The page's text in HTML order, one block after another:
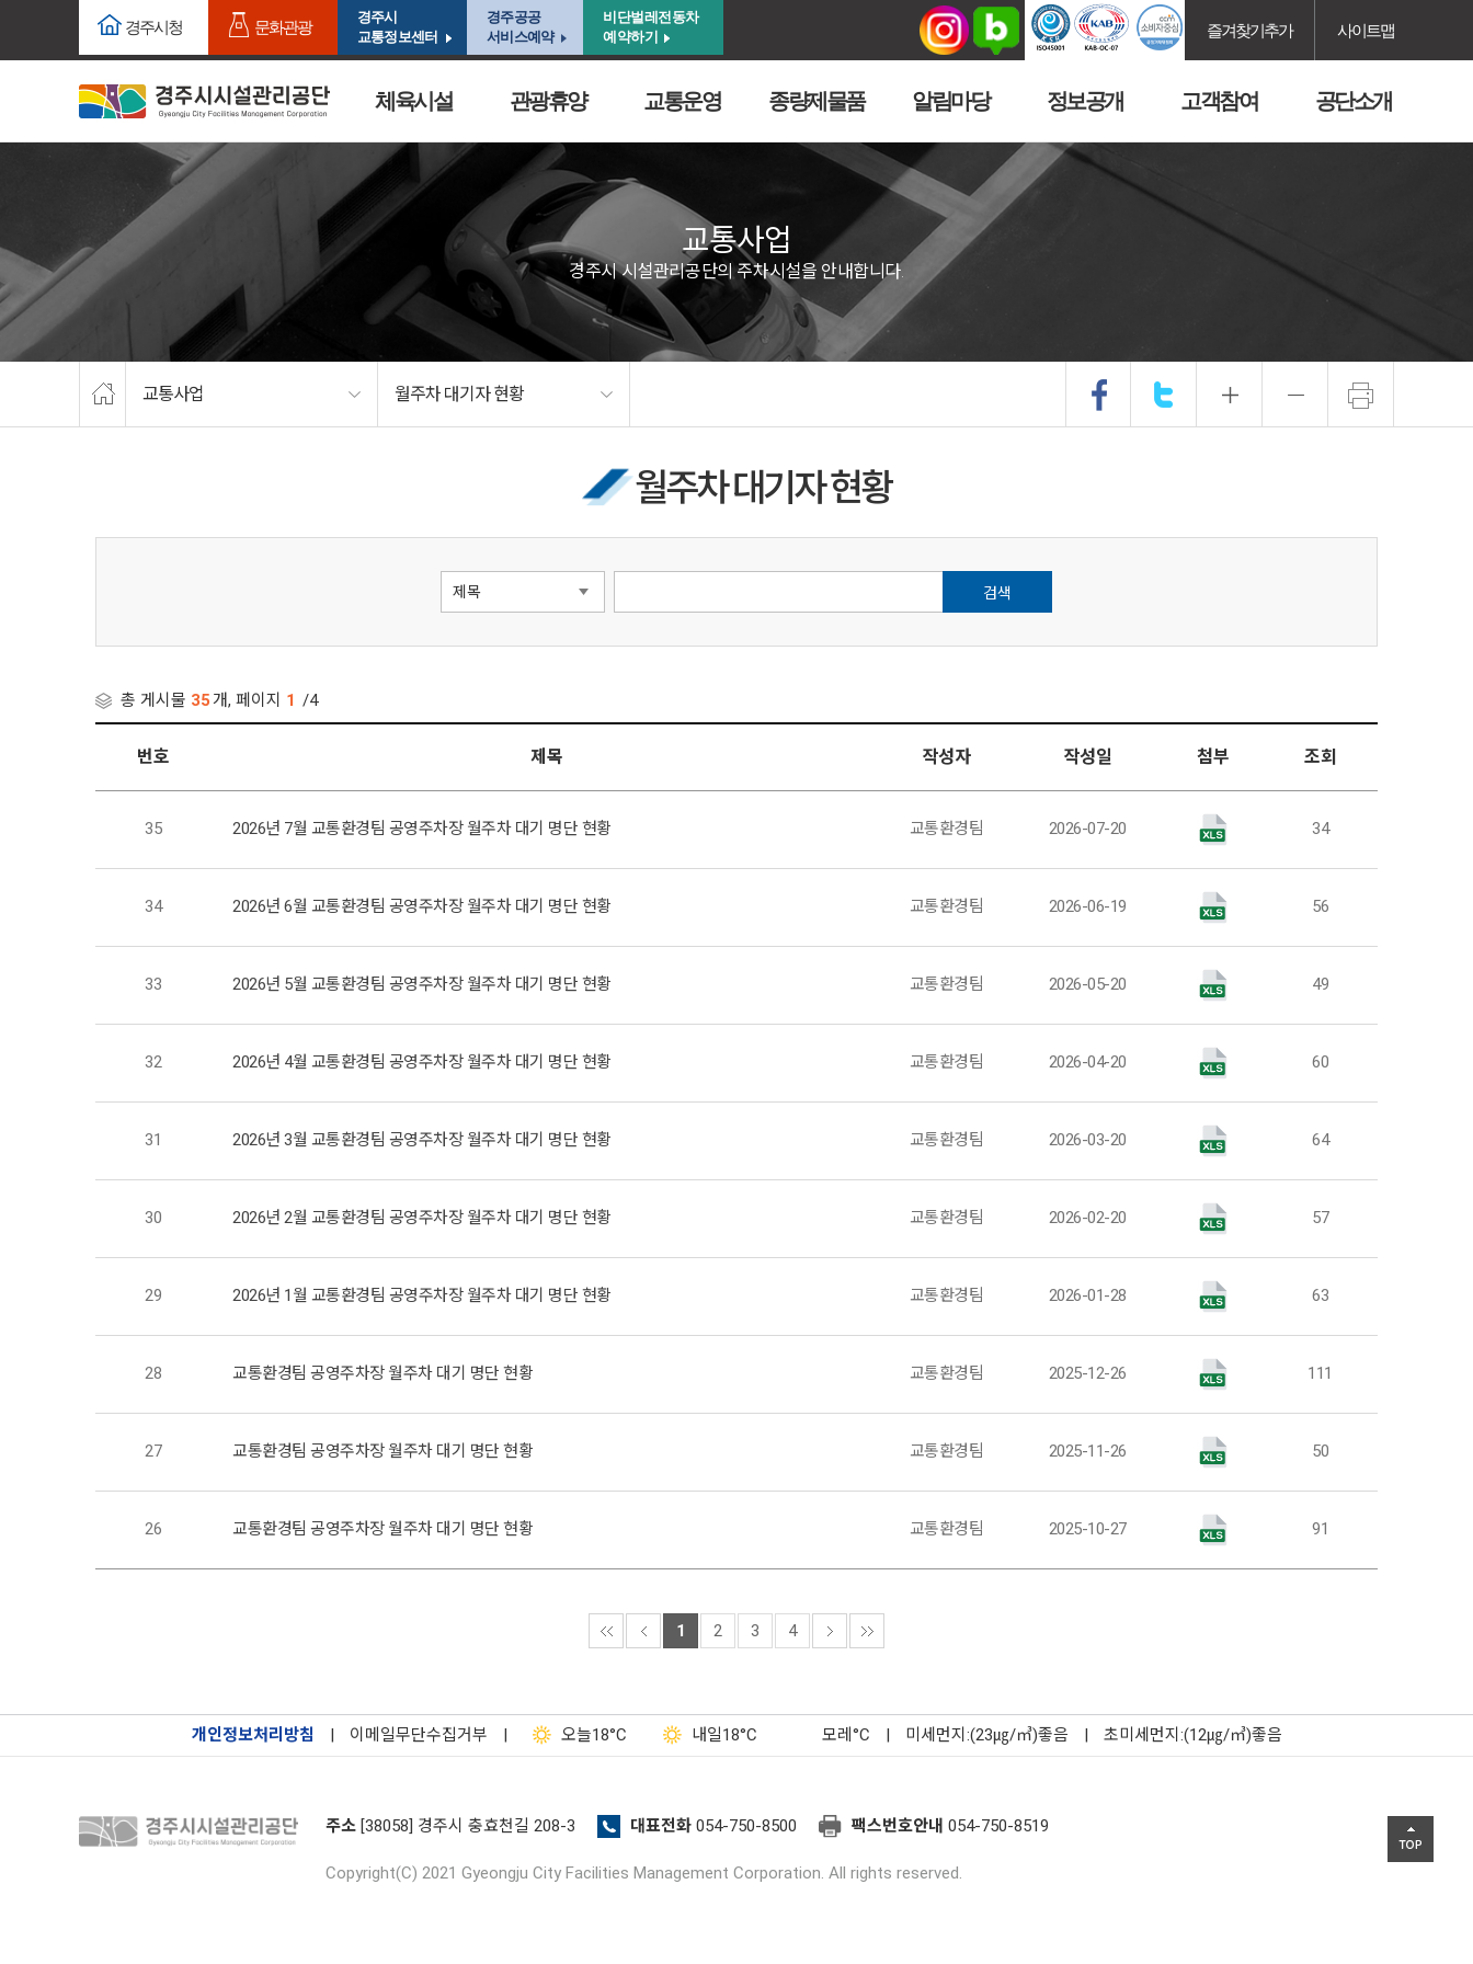
주요메뉴로 건너뛰기
경주시청 문화관광
경주시
교통정보센터
경주공공
서비스예약
비단벌레전동차
예약하기
즐겨찾기추가 사이트맵
체육시설 관광휴양 교통운영 종량제물품 알림마당 정보공개 고객참여 공단소개
교통사업
경주시 시설관리공단의 주차시설을 안내합니다.
교통사업 월주차 대기자 현황
월주차 대기자 현황
검색
총 게시물 35개, 페이지 1 /4
번호 제목 작성자 작성일 첨부 조회
35 2026년 7월 교통환경팀 공영주차장 월주차 대기 명단 현황 교통환경팀 2026-07-20 34
34 2026년 6월 교통환경팀 공영주차장 월주차 대기 명단 현황 교통환경팀 2026-06-19 56
33 2026년 5월 교통환경팀 공영주차장 월주차 대기 명단 현황 교통환경팀 2026-05-20 49
32 2026년 4월 교통환경팀 공영주차장 월주차 대기 명단 현황 교통환경팀 2026-04-20 60
31 2026년 3월 교통환경팀 공영주차장 월주차 대기 명단 현황 교통환경팀 2026-03-20 64
30 2026년 2월 교통환경팀 공영주차장 월주차 대기 명단 현황 교통환경팀 2026-02-20 57
29 2026년 1월 교통환경팀 공영주차장 월주차 대기 명단 현황 교통환경팀 2026-01-28 63
28 교통환경팀 공영주차장 월주차 대기 명단 현황 교통환경팀 2025-12-26 111
27 교통환경팀 공영주차장 월주차 대기 명단 현황 교통환경팀 2025-11-26 50
26 교통환경팀 공영주차장 월주차 대기 명단 현황 교통환경팀 2025-10-27 91
1 2 3 4
개인정보처리방침 | 이메일무단수집거부 | 오늘18°C 내일18°C 모레 °C | 미세먼지:(23㎍/㎥)좋음 | 초미세먼지:(12㎍/㎥)좋음
주소 [38058] 경주시 충효천길 208-3 대표전화 054-750-8500 팩스번호안내 054-750-8519
Copyright(C) 2021 Gyeongju City Facilities Management Corporation. All rights reserved.